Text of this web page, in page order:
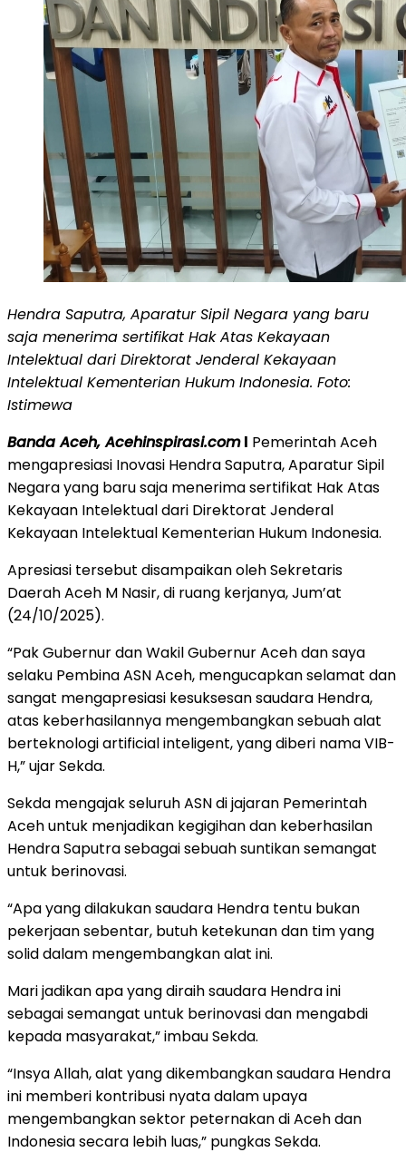
Hendra Saputra, Aparatur Sipil Negara yang baru
saja menerima sertifikat Hak Atas Kekayaan
Intelektual dari Direktorat Jenderal Kekayaan
Intelektual Kementerian Hukum Indonesia. Foto:
Istimewa
Banda Aceh, Acehinspirasi.coml Pemerintah Aceh
mengapresiasi Inovasi Hendra Saputra, Aparatur Sipil
Negara yang baru saja menerima sertifikat Hak Atas
Kekayaan Intelektual dari Direktorat Jenderal
Kekayaan Intelektual Kementerian Hukum Indonesia.
Apresiasi tersebut disampaikan oleh Sekretaris
Daerah Aceh M Nasir, di ruang kerjanya, Jum’at
(24/10/2025).
“Pak Gubernur dan Wakil Gubernur Aceh dan saya
selaku Pembina ASN Aceh, mengucapkan selamat dan
sangat mengapresiasi kesuksesan saudara Hendra,
atas keberhasilannya mengembangkan sebuah alat
berteknologi artificial inteligent, yang diberi nama VIB-
H,” ujar Sekda.
Sekda mengajak seluruh ASN di jajaran Pemerintah
Aceh untuk menjadikan kegigihan dan keberhasilan
Hendra Saputra sebagai sebuah suntikan semangat
untuk berinovasi.
“Apa yang dilakukan saudara Hendra tentu bukan
pekerjaan sebentar, butuh ketekunan dan tim yang
solid dalam mengembangkan alat ini.
Mari jadikan apa yang diraih saudara Hendra ini
sebagai semangat untuk berinovasi dan mengabdi
kepada masyarakat,” imbau Sekda.
“Insya Allah, alat yang dikembangkan saudara Hendra
ini memberi kontribusi nyata dalam upaya
mengembangkan sektor peternakan di Aceh dan
Indonesia secara lebih luas,” pungkas Sekda.